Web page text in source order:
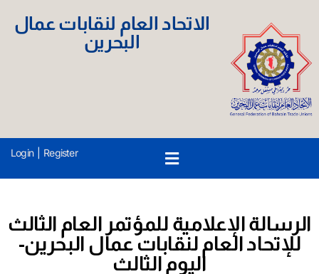
الاتحاد العام لنقابات عمال
البحرين
Login Register
الرسالة الإعلامية للمؤتمر العام الثالث
للإتحاد العام لنقابات عمال البحرين-
اليوم الثالث